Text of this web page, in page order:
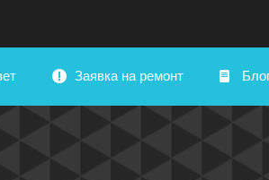
Заявка на ремонт